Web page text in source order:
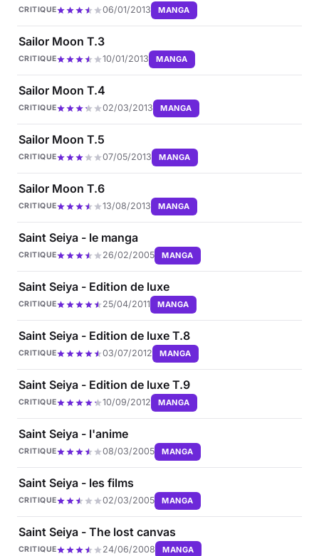
CRITIQUE 06/01/2013 MANGA
Sailor Moon T.3
CRITIQUE 10/01/2013 MANGA
Sailor Moon T.4
CRITIQUE 02/03/2013 MANGA
Sailor Moon T.5
CRITIQUE 07/05/2013 MANGA
Sailor Moon T.6
CRITIQUE 13/08/2013 MANGA
Saint Seiya - le manga
CRITIQUE 26/02/2005 MANGA
Saint Seiya - Edition de luxe
CRITIQUE 25/04/2011 MANGA
Saint Seiya - Edition de luxe T.8
CRITIQUE 03/07/2012 MANGA
Saint Seiya - Edition de luxe T.9
CRITIQUE 10/09/2012 MANGA
Saint Seiya - l'anime
CRITIQUE 08/03/2005 MANGA
Saint Seiya - les films
CRITIQUE 02/03/2005 MANGA
Saint Seiya - The lost canvas
CRITIQUE 24/06/2008 MANGA